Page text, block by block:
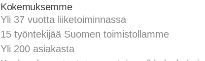
Kokemuksemme
Yli 37 vuotta liiketoiminnassa
15 työntekijää Suomen toimistollamme
Yli 200 asiakasta